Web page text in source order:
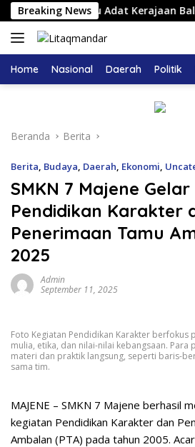
Langsung
ke
konten
Breaking News
Pemangku Adat Kerajaan
Home Nasional Daerah Politik
Beranda Berita
Berita, Budaya, Daerah, Ekonomi,
SMKN 7 Majene
Pendidikan Karakter
Penerimaan Tamu
2025
Admin
September 11, 2025
Foto Kegiatan Pendidikan Karakter berfokus
mulia, etika, dan nilai-nilai kebangsaan.
materi dan praktik langsung, seperti baris-
sama tim.
MAJENE – SMKN 7 Majene berhasil
kegiatan Pendidikan Karakter dan
Ambalan (PTA) pada tahun 2005.